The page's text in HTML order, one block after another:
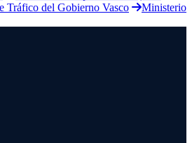
DE GIPUZKOA
Tráfico del Gobierno Vasco
Ministerio